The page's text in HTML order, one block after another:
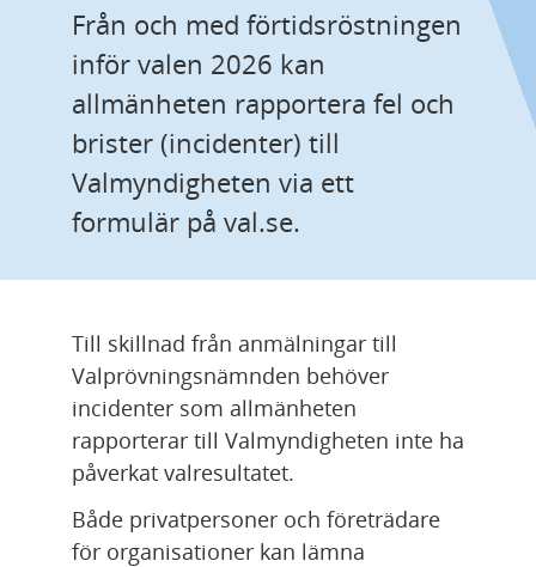
Från och med förtidsröstningen
inför valen 2026 kan
allmänheten rapportera fel och
brister (incidenter) till
Valmyndigheten via ett
formulär på val.se.
Till skillnad från anmälningar till
Valprövningsnämnden behöver
incidenter som allmänheten
rapporterar till Valmyndigheten inte ha
påverkat valresultatet.
Både privatpersoner och företrädare
för organisationer kan lämna